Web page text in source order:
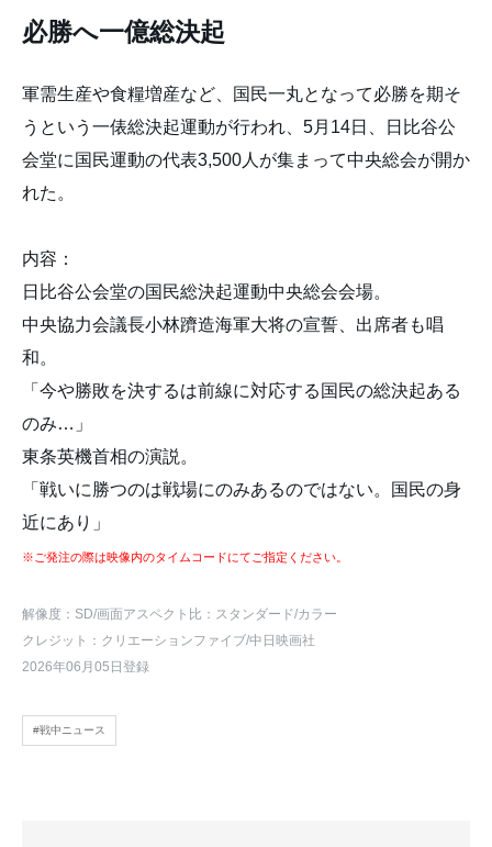
必勝へ一億総決起
軍需生産や食糧増産など、国民一丸となって必勝を期そ
うという一俵総決起運動が行われ、5月14日、日比谷公
会堂に国民運動の代表3,500人が集まって中央総会が開か
れた。
内容：
日比谷公会堂の国民総決起運動中央総会会場。
中央協力会議長小林躋造海軍大将の宣誓、出席者も唱
和。
「今や勝敗を決するは前線に対応する国民の総決起ある
のみ…」
東条英機首相の演説。
「戦いに勝つのは戦場にのみあるのではない。国民の身
近にあり」
※ご発注の際は映像内のタイムコードにてご指定ください。
解像度：SD/画面アスペクト比：スタンダード/カラー
クレジット：クリエーションファイブ/中日映画社
2026年06月05日登録
#戦中ニュース